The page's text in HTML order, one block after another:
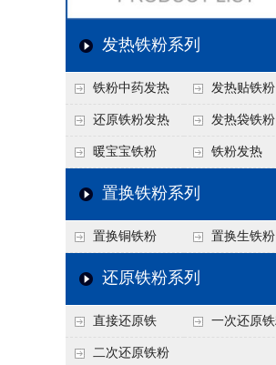
发热铁粉系列
铁粉中药发热 发热贴铁粉
还原铁粉发热 发热袋铁粉
暖宝宝铁粉 铁粉发热
置换铁粉系列
置换铜铁粉 置换生铁粉
还原铁粉系列
直接还原铁 一次还原
二次还原铁粉